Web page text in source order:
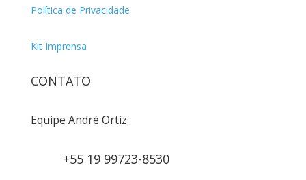
Política de Privacidade
Kit Imprensa
CONTATO
Equipe André Ortiz
+55 19 99723-8530